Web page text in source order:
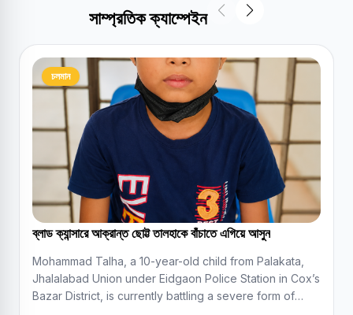
সাম্প্রতিক ক্যাম্পেইন
চলমান
ব্লাড ক্যান্সারে আক্রান্ত ছোট্ট তালহাকে বাঁচাতে এগিয়ে আসুন
Mohammad Talha, a 10-year-old child from Palakata,
Jhalalabad Union under Eidgaon Police Station in Cox’s
Bazar District, is currently battling a severe form of